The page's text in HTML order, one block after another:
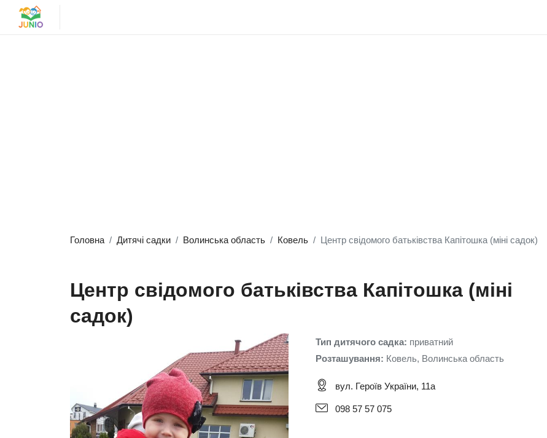
Головна Дитячі садки Волинська область Ковель Центр свідомого батьківства Капітошка (міні садок)
Центр свідомого батьківства Капітошка (міні
садок)
Тип дитячого садка: приватний
Розташування: Ковель, Волинська область
вул. Героїв України, 11а
098 57 57 075